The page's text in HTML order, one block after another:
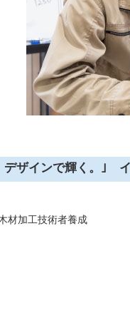
デザインで輝く。｣
材加工技術者養成